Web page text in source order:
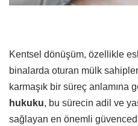
Kentsel dönüşüm, özellikle
binalarda oturan mülk
karmaşık bir süreç anlamına
hukuku, bu sürecin adil ve
sağlayan en önemli